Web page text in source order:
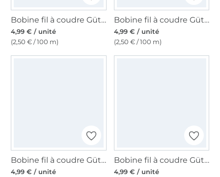
Bobine fil à coudre Gütermann 200m polyester, (861) vert olive
4,99 € / unité
(2,50 € / 100 m)
Bobine fil à coudre Gütermann 200m polyester, (929), turquoise pâle
4,99 € / unité
(2,50 € / 100 m)
Bobine fil à coudre Gütermann 200m polyester, (913) vert avocat
4,99 € / unité
Bobine fil à coudre Gütermann 200m polyester, (131) sable
4,99 € / unité